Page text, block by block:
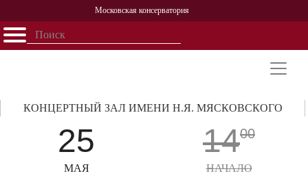
Московская консерватория
Открыть - закрыть
Персоналии
История
25
МАЯ
КОНЦЕРТНЫЙ ЗАЛ ИМЕНИ Н.Я. МЯСКОВСКОГО
1400
НАЧАЛО